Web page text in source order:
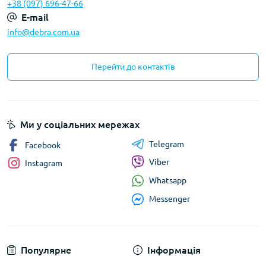
+38 (097) 696-47-66
E-mail
info@debra.com.ua
Перейти до контактів
Популярне Інформація
Ми у соціальних мережах
Facebook
Instagram
Telegram
Viber
Whatsapp
Messenger